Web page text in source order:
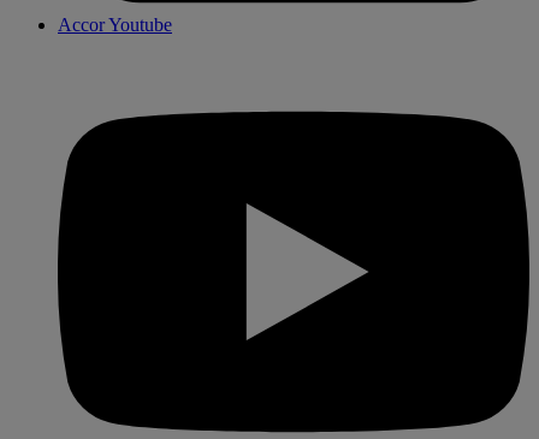
Accor Youtube